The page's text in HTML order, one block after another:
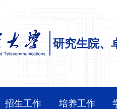
研究生院、
招生工作 培养工作